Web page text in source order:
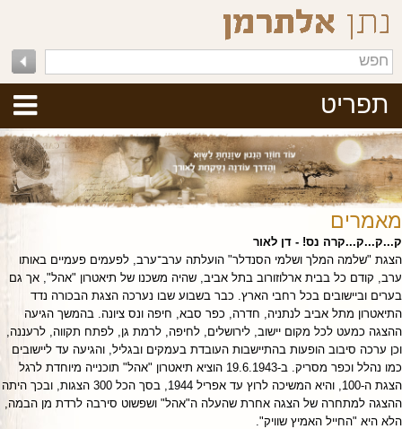
תפריט
מאמרים
ק...ק...ק...קרה נס! - דן לאור
הצגת "שלמה המלך ושלמי הסנדלר" הועלתה ערב־ערב, לפעמים פעמיים באותו
ערב, קודם כל בבית ארלוזורוב בתל אביב, שהיה משכנו של תיאטרון "אהל", אך גם
בערים וביישובים בכל רחבי הארץ. כבר בשבוע שבו נערכה הצגת הבכורה נדד
התיאטרון מתל אביב לנתניה, חדרה, כפר סבא, חיפה ונס ציונה. בהמשך הגיעה
ההצגה כמעט לכל מקום יישוב, לירושלים, לחיפה, לרמת גן, לפתח תקווה, לרעננה,
וכן ערכה סיבוב הופעות בהתיישבות העובדת בעמקים ובגליל, והגיעה עד ליישובים
כמו נהלל וכפר מסריק. ב-19.6.1943 הוציא תיאטרון "אהל" תוכנייה מיוחדת לרגל
הצגת ה-100, והיא המשיכה לרוץ עד אפריל 1944, בסך הכל 300 הצגות, ובכך היתה
ההצגה למתחרה של הצגה אחרת שהעלה ה"אהל" ושפשוט סירבה לרדת מן הבמה,
הלא היא "החייל האמיץ שוויק".